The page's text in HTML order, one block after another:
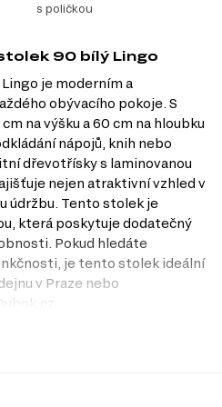
s poličkou
90 bílý Lingo
je moderním a
obývacího pokoje. S
na výšku a 60 cm na hloubku
nápojů, knih nebo
dřevotřísky s laminovanou
nejen atraktivní vzhled v
údržbu. Tento stolek je
která poskytuje dodatečný
Pokud hledáte
je tento stolek ideální
v Praze nebo
a výhody